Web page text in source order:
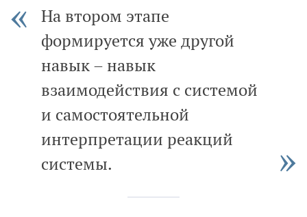
На втором этапе
формируется уже другой
навык – навык
взаимодействия с системой
и самостоятельной
интерпретации реакций
системы.